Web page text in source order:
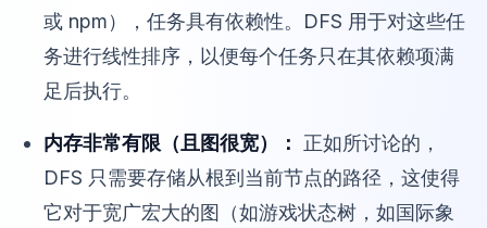
或 npm），任务具有依赖性。DFS 用于对这些任
务进行线性排序，以便每个任务只在其依赖项满
足后执行。
内存非常有限（且图很宽）：
正如所讨论的，
DFS 只需要存储从根到当前节点的路径，这使得
它对于宽广宏大的图（如游戏状态树，如国际象